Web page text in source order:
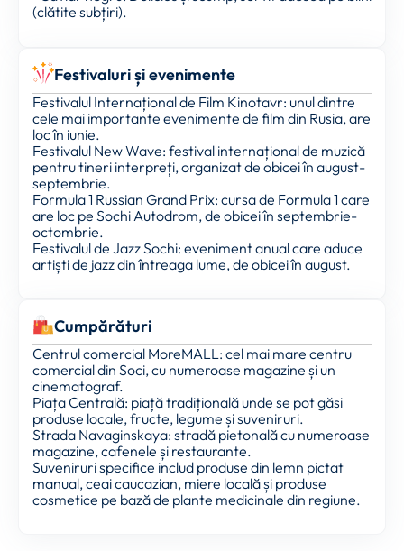
(clătite subțiri).
Festivaluri și evenimente
Festivalul Internațional de Film Kinotavr: unul dintre
cele mai importante evenimente de film din Rusia, are
loc în iunie.
Festivalul New Wave: festival internațional de muzică
pentru tineri interpreți, organizat de obicei în august-
septembrie.
Formula 1 Russian Grand Prix: cursa de Formula 1 care
are loc pe Sochi Autodrom, de obicei în septembrie-
octombrie.
Festivalul de Jazz Sochi: eveniment anual care aduce
artiști de jazz din întreaga lume, de obicei în august.
Cumpărături
Centrul comercial MoreMALL: cel mai mare centru
comercial din Soci, cu numeroase magazine și un
cinematograf.
Piața Centrală: piață tradițională unde se pot găsi
produse locale, fructe, legume și suveniruri.
Strada Navaginskaya: stradă pietonală cu numeroase
magazine, cafenele și restaurante.
Suveniruri specifice includ produse din lemn pictat
manual, ceai caucazian, miere locală și produse
cosmetice pe bază de plante medicinale din regiune.